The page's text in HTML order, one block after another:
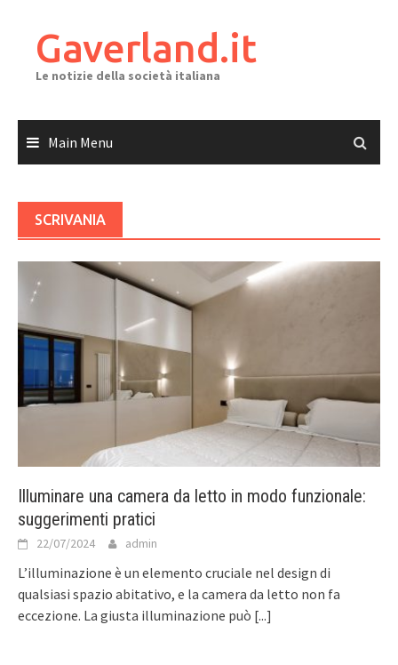
contentGaverland.it
Le notizie della società italiana
Main Menu
SCRIVANIA
Illuminare una camera da letto in modo funzionale:
suggerimenti pratici
22/07/2024 admin
L’illuminazione è un elemento cruciale nel design di
qualsiasi spazio abitativo, e la camera da letto non fa
eccezione. La giusta illuminazione può [...]